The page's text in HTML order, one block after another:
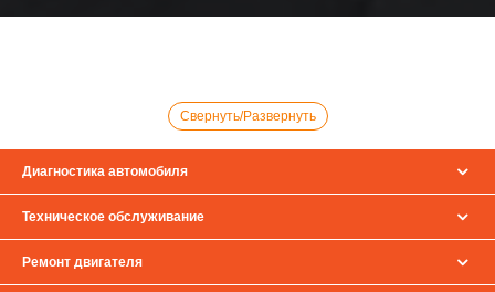
Свернуть/Развернуть
Диагностика автомобиля
Техническое обслуживание
Ремонт двигателя